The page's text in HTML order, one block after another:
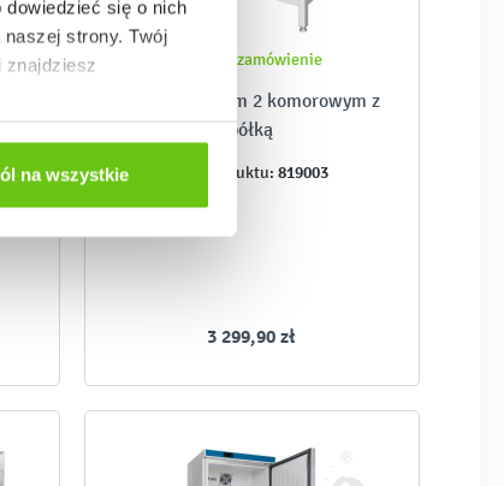
się o nich
strony. Twój
znajdziesz
na wszystkie
Złóż zamówienie
Stół ze zlewem 2 komorowym z
półką
Kod produktu: 819003
3 299,90 zł